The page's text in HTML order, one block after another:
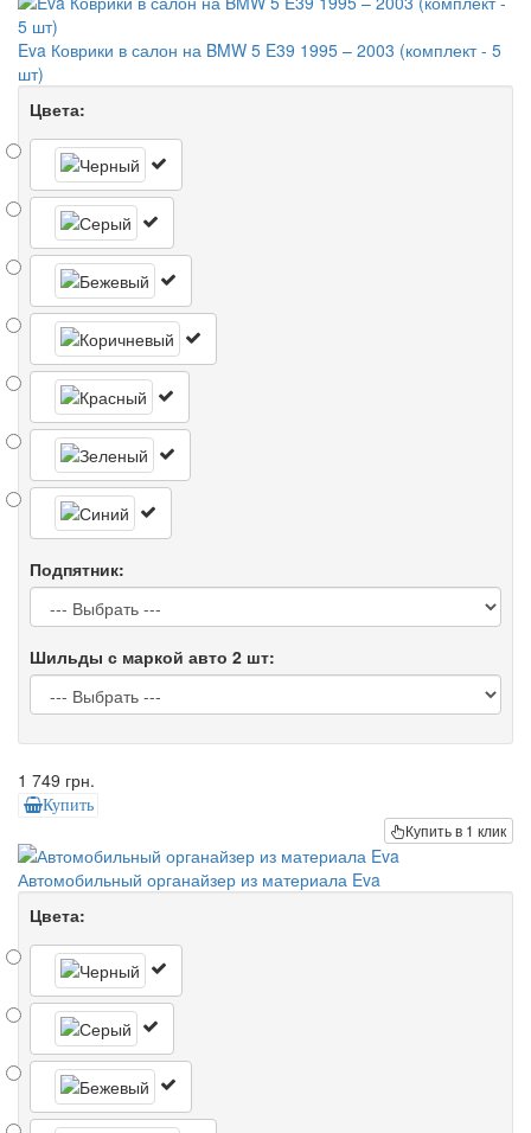
Eva Коврики в салон на BMW 5 E39 1995 – 2003 (комплект - 5
шт)
Цвета:
Подпятник:
Шильды с маркой авто 2 шт:
1 749 грн.
Купить
Купить в 1 клик
Автомобильный органайзер из материала Eva
Цвета: